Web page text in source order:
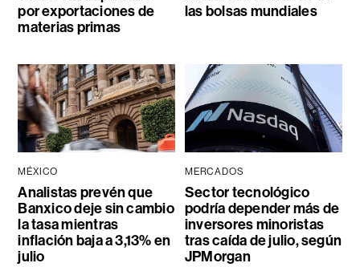
por exportaciones de
materias primas
las bolsas mundiales
MÉXICO
Analistas prevén que
Banxico deje sin cambio
la tasa mientras
inflación baja a 3,13% en
julio
MERCADOS
Sector tecnológico
podría depender más de
inversores minoristas
tras caída de julio, según
JPMorgan